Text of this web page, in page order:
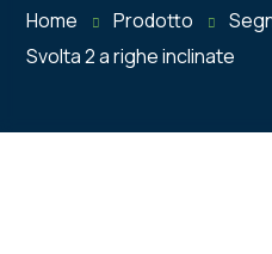
Home Prodotto
Svolta 2 a righe inclinate